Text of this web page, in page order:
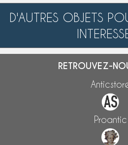
D'AUTRES OBJETS
RETROUVEZ-
Proantic